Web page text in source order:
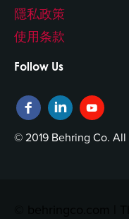
隱私政策
使用条款
Follow Us
© 2019 Behring Co. All